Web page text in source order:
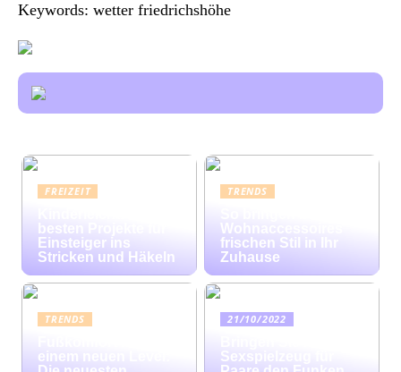
Keywords: wetter friedrichshöhe
FREIZEIT
besten Projekte für
Einsteiger ins
Stricken und Häkeln
TRENDS
Wohnaccessoires
frischen Stil in Ihr
Zuhause
TRENDS
einem neuen Level:
21/10/2022
Sexspielzeug für